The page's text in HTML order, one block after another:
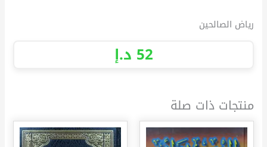
رياض الصالحين
52 د.إ
منتجات ذات صلة